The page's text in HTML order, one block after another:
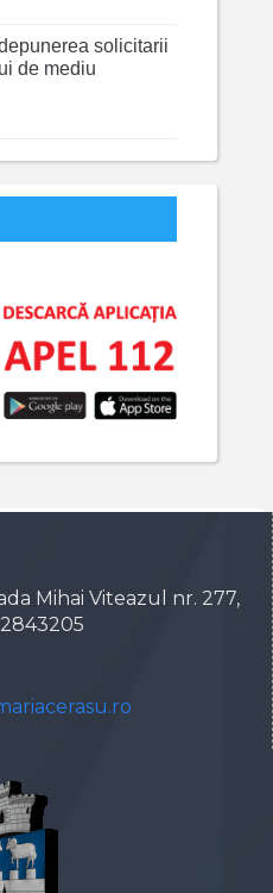
solicitarii
de mediu
Mihai Viteazul nr. 277,